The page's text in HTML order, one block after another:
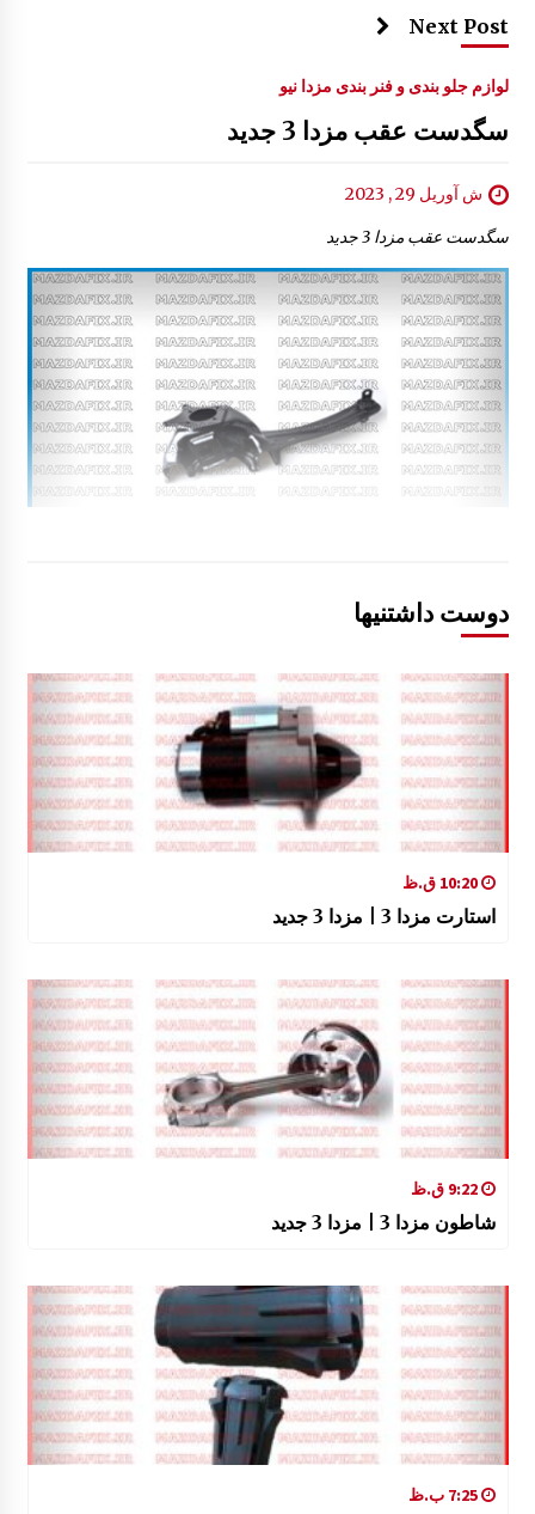
Next Post
لوازم جلو بندی و فنر بندی مزدا نیو
سگدست عقب مزدا 3 جدید
ش آوریل 29 , 2023
سگدست عقب مزدا 3 جدید
دوست داشتنیها
10:20 ق.ظ
استارت مزدا 3 | مزدا 3 جدید
9:22 ق.ظ
شاطون مزدا 3 | مزدا 3 جدید
7:25 ب.ظ